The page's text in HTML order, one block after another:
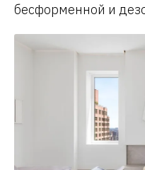
бесформенной и